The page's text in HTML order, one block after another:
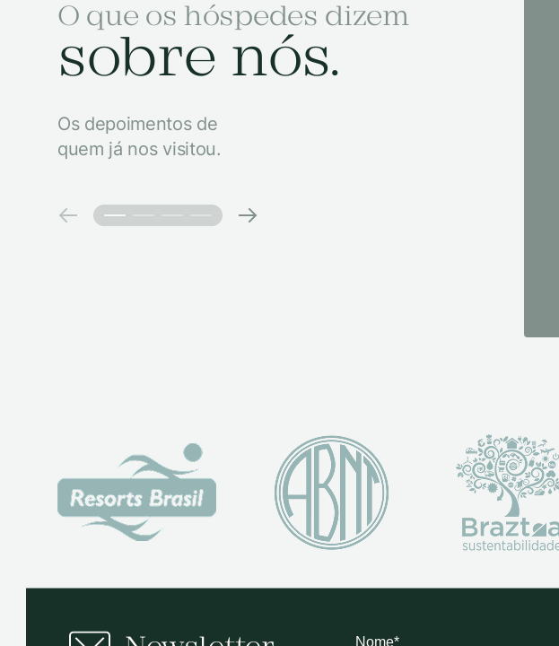
O que os hóspedes dizem
sobre nós.
Os depoimentos de
quem já nos visitou.